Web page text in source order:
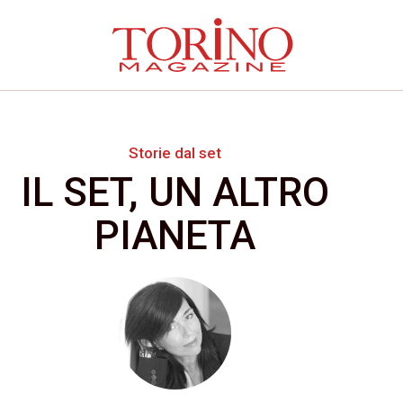
Storie dal set
IL SET, UN ALTRO
PIANETA